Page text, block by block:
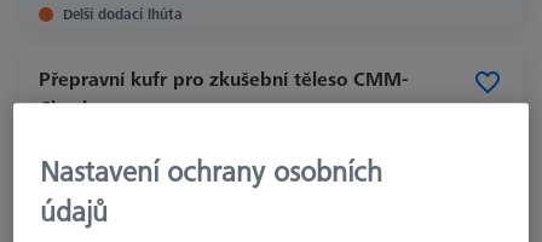
Delší dodací lhůta
Přepravní kufr pro zkušební těleso CMM-
Check
Nastavení ochrany osobních
údajů